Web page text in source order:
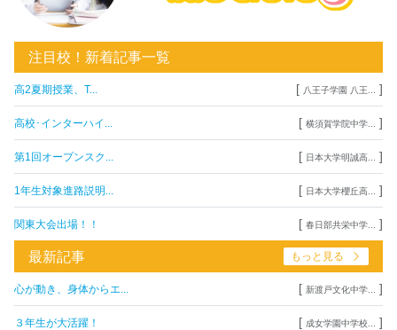
注目校！新着記事一覧
高2夏期授業、T... [ 八王子学園 八王... ]
高校･インターハイ... [ 横須賀学院中学... ]
第1回オープンスク... [ 日本大学明誠高... ]
1年生対象進路説明... [ 日本大学櫻丘高... ]
関東大会出場！！ [ 春日部共栄中学... ]
最新記事 もっと見る
心が動き、身体からエ... [ 新渡戸文化中学... ]
３年生が大活躍！ [ 成女学園中学校... ]